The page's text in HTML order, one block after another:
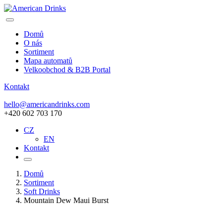
Domů
O nás
Sortiment
Mapa automatů
Velkoobchod & B2B Portal
Kontakt
hello@americandrinks.com
+420 602 703 170
CZ
EN
Kontakt
Domů
Sortiment
Soft Drinks
Mountain Dew Maui Burst